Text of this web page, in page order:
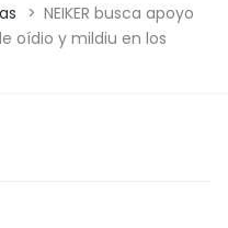
> NEIKER busca apoyo
oídio y mildiu en los